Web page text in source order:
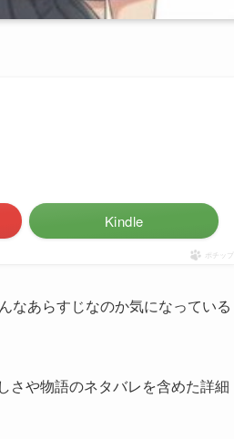
Kindle
ポチップ
なあらすじなのか気になっている
さや物語のネタバレを含めた詳細